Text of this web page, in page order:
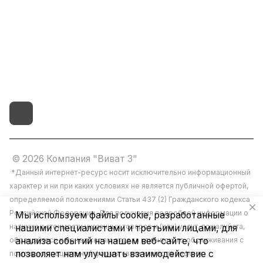
© 2026 Компания "Виват 3"
*Данный интернет-ресурс носит исключительно информационный
характер и ни при каких условиях не является публичной офертой,
определяемой положениями Статьи 437 (2) Гражданского кодекса
Российской Федерации. Для получения подробной информации о
наличии и стоимости указанных товаров и (или) услуг, пожалуйста,
обращайтесь к менеджерам отдела клиентского обслуживания с
помощью специальной формы связи или по телефону.
Мы используем файлы cookie, разработанные
нашими специалистами и третьими лицами, для
анализа событий на нашем веб-сайте, что
позволяет нам улучшать взаимодействие с